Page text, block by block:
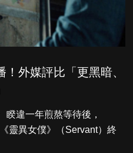
！外媒評比「更黑暗、
違一年煎熬等待後，
靈異女僕》（Servant）終